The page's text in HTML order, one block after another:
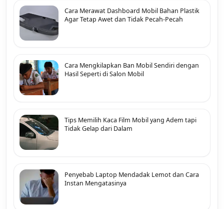
Cara Merawat Dashboard Mobil Bahan Plastik
Agar Tetap Awet dan Tidak Pecah-Pecah
Cara Mengkilapkan Ban Mobil Sendiri dengan
Hasil Seperti di Salon Mobil
Tips Memilih Kaca Film Mobil yang Adem tapi
Tidak Gelap dari Dalam
Penyebab Laptop Mendadak Lemot dan Cara
Instan Mengatasinya